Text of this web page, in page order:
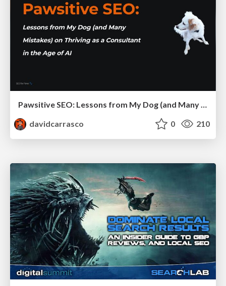
Pawsitive SEO: Lessons from My Dog (and Many Mistakes) on Thriving as a Consultant in the Age of AI
davidcarrasco
0 210